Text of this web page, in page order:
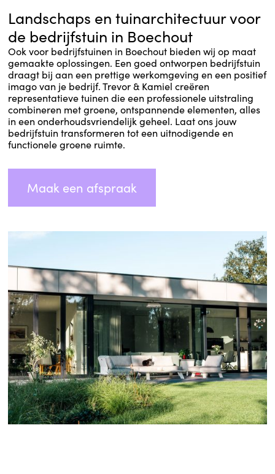
Landschaps en tuinarchitectuur voor
de bedrijfstuin in Boechout
Ook voor bedrijfstuinen in Boechout bieden wij op maat
gemaakte oplossingen. Een goed ontworpen bedrijfstuin
draagt bij aan een prettige werkomgeving en een positief
imago van je bedrijf. Trevor & Kamiel creëren
representatieve tuinen die een professionele uitstraling
combineren met groene, ontspannende elementen, alles
in een onderhoudsvriendelijk geheel. Laat ons jouw
bedrijfstuin transformeren tot een uitnodigende en
functionele groene ruimte.
Maak een afspraak